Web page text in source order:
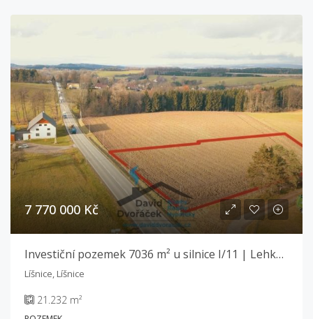
7 770 000 Kč
Investiční pozemek 7036 m² u silnice I/11 | Lehká výroba a sklady | Líšnice
Líšnice, Líšnice
21.232 m²